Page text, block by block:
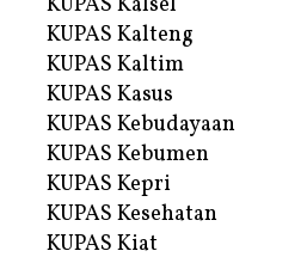
KUPAS Kalteng
KUPAS Kaltim
KUPAS Kasus
KUPAS Kebudayaan
KUPAS Kebumen
KUPAS Kepri
KUPAS Kesehatan
KUPAS Kiat